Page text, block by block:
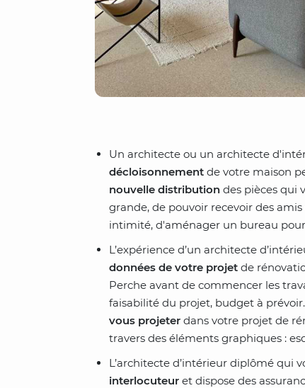
Un architecte ou un architecte
décloisonnementde votre maison
nouvelle distributiondes pièces qui
grande, de pouvoir recevoir des
intimité, d'aménager un bureau
L’expérience d’un architecte
données de votre projetde
Perche avant de commencer les
faisabilité du projet, budget à
vous projeterdans votre projet de
travers des éléments graphiques :
L’architecte d’intérieur diplômé qui
interlocuteuret dispose des